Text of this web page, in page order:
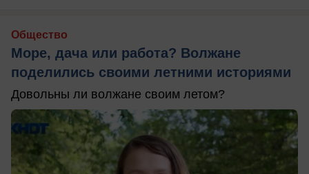
Общество
Море, дача или работа? Волжане
поделились своими летними историями
Довольны ли волжане своим летом?